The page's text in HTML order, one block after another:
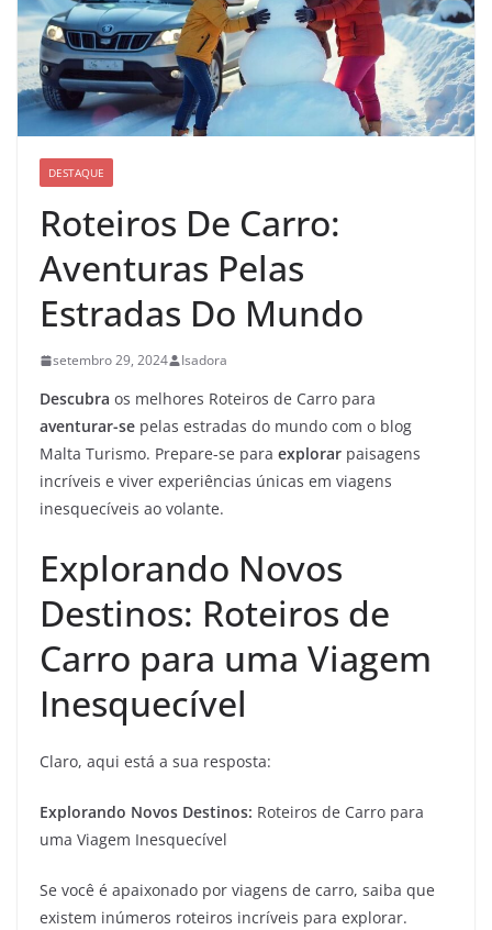
DESTAQUE
Roteiros De Carro:
Aventuras Pelas
Estradas Do Mundo
setembro 29, 2024 Isadora
Descubra os melhores Roteiros de Carro para
aventurar-se pelas estradas do mundo com o blog
Malta Turismo. Prepare-se para explorar paisagens
incríveis e viver experiências únicas em viagens
inesquecíveis ao volante.
Explorando Novos
Destinos: Roteiros de
Carro para uma Viagem
Inesquecível
Claro, aqui está a sua resposta:
Explorando Novos Destinos: Roteiros de Carro para
uma Viagem Inesquecível
Se você é apaixonado por viagens de carro, saiba que
existem inúmeros roteiros incríveis para explorar.